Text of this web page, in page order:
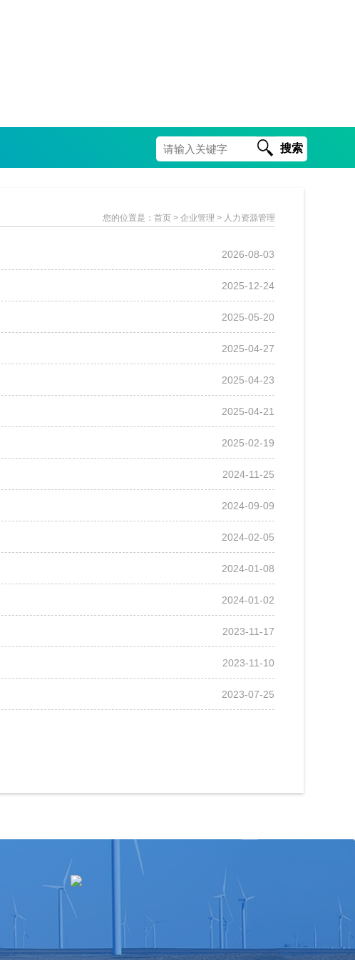
搜索
您的位置是： 首页 > 企业管理 > 人力资源管理
2026-08-03
2025-12-24
2025-05-20
2025-04-27
2025-04-23
2025-04-21
2025-02-19
2024-11-25
2024-09-09
2024-02-05
2024-01-08
2024-01-02
2023-11-17
2023-11-10
2023-07-25